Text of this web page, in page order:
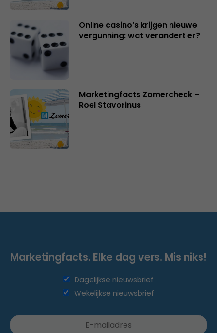
Online casino’s krijgen nieuwe
vergunning: wat verandert er?
Marketingfacts Zomercheck –
Roel Stavorinus
Marketingfacts. Elke dag vers. Mis niks!
Dagelijkse nieuwsbrief
Wekelijkse nieuwsbrief